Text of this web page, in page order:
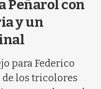
Peñarol con
y un
para Federico
de los tricolores